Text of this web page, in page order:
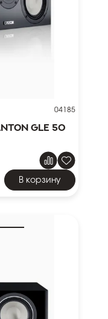
04185
GLE 50
В корзину